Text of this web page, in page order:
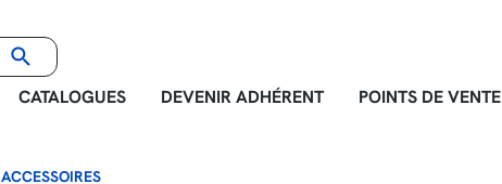
CATALOGUES DEVENIR ADHÉRENT POINTS DE VENTE
ACCESSOIRES